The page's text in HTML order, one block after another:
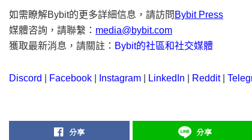
如需瞭解Bybit的更多詳細信息，請訪問 Bybit Press
媒體咨詢，請聯繫： media@bybit.com
獲取最新消息，請關註： Bybit的社區和社交媒體
Discord Facebook Instagram LinkedIn Reddit|
分享 分享